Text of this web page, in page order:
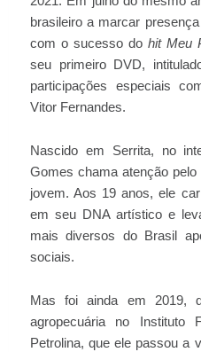
brasileiro a marcar
com o sucesso do hit Meu
seu primeiro DVD,
participações especiais
Vitor Fernandes.
Nascido em Serrita, no
Gomes chama atenção
jovem. Aos 19 anos, ele
em seu DNA artístico e
mais diversos do Brasil
sociais.
Mas foi ainda em 2019,
agropecuária no Instituto
Petrolina, que ele passou a